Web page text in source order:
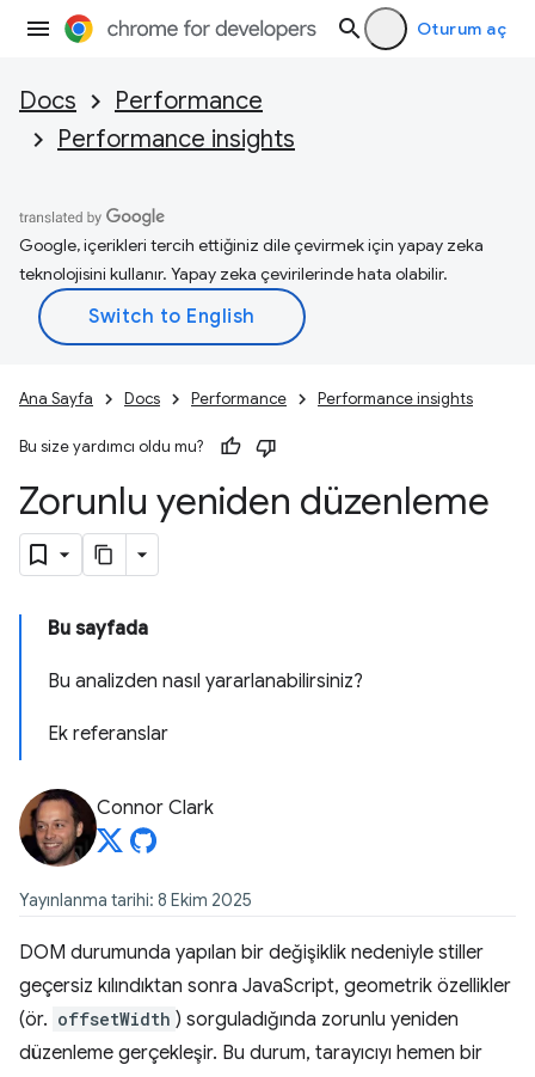
Oturum aç
Docs
Performance
Performance insights
Google, içerikleri tercih ettiğiniz dile çevirmek için yapay zeka
teknolojisini kullanır. Yapay zeka çevirilerinde hata olabilir.
Ana Sayfa Docs Performance Performance insights
Bu size yardımcı oldu mu?
Zorunlu yeniden düzenleme
Bu sayfada
Bu analizden nasıl yararlanabilirsiniz?
Ek referanslar
Connor Clark
Yayınlanma tarihi: 8 Ekim 2025
DOM durumunda yapılan bir değişiklik nedeniyle stiller
geçersiz kılındıktan sonra JavaScript, geometrik özellikler
(ör. offsetWidth ) sorguladığında zorunlu yeniden
düzenleme gerçekleşir. Bu durum, tarayıcıyı hemen bir